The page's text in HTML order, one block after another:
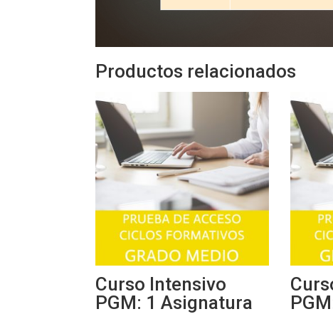
Productos relacionados
Curso Intensivo
PGM: 1 Asignatura